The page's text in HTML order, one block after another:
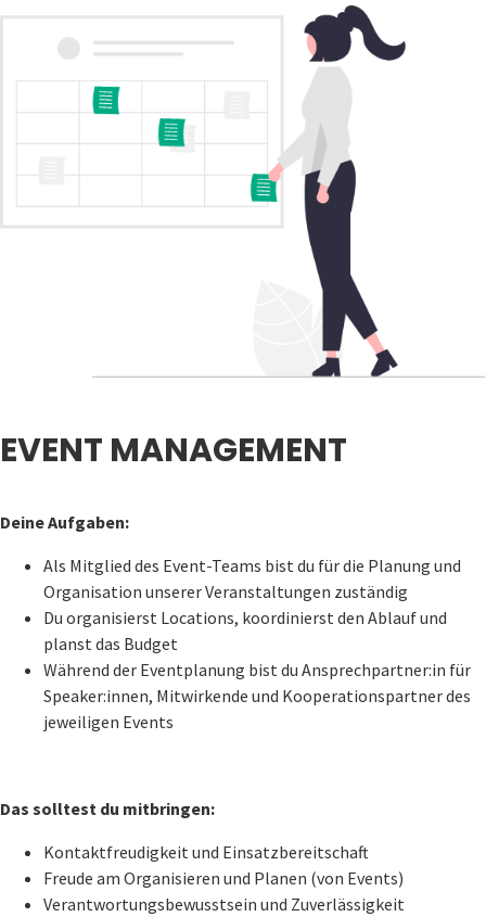
EVENT MANAGEMENT
Deine Aufgaben:
Als Mitglied des Event-Teams bist du für die Planung und
Organisation unserer Veranstaltungen zuständig
Du organisierst Locations, koordinierst den Ablauf und
planst das Budget
Während der Eventplanung bist du Ansprechpartner:in für
Speaker:innen, Mitwirkende und Kooperationspartner des
jeweiligen Events
Das solltest du mitbringen:
Kontaktfreudigkeit und Einsatzbereitschaft
Freude am Organisieren und Planen (von Events)
Verantwortungsbewusstsein und Zuverlässigkeit